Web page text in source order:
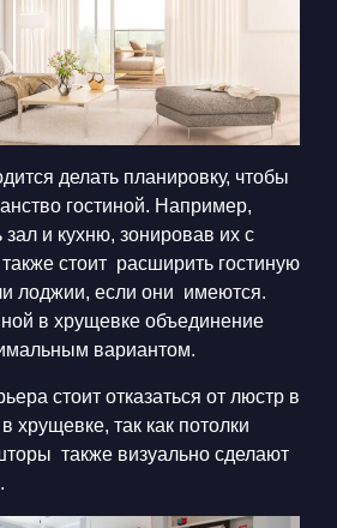
делать планировку, чтобы
гостиной. Например,
и кухню, зонировав их с
стоит расширить гостиную
лоджии, если они имеются.
в хрущевке объединение
вариантом.
стоит отказаться от люстр в
хрущевке, так как потолки
также визуально сделают